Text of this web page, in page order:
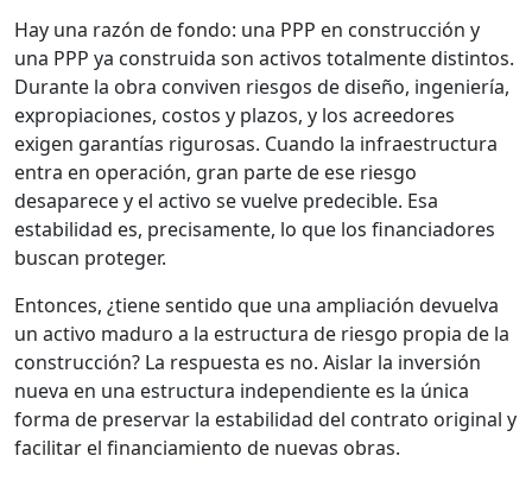
Hay una razón de fondo: una PPP en construcción y
una PPP ya construida son activos totalmente distintos.
Durante la obra conviven riesgos de diseño, ingeniería,
expropiaciones, costos y plazos, y los acreedores
exigen garantías rigurosas. Cuando la infraestructura
entra en operación, gran parte de ese riesgo
desaparece y el activo se vuelve predecible. Esa
estabilidad es, precisamente, lo que los financiadores
buscan proteger.
Entonces, ¿tiene sentido que una ampliación devuelva
un activo maduro a la estructura de riesgo propia de la
construcción? La respuesta es no. Aislar la inversión
nueva en una estructura independiente es la única
forma de preservar la estabilidad del contrato original y
facilitar el financiamiento de nuevas obras.